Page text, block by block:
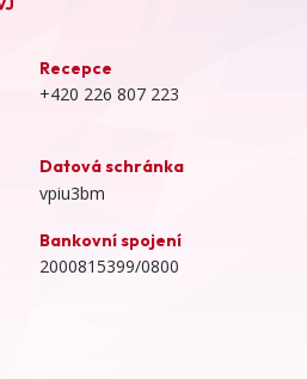
Recepce
+420 226 807 223
Datová schránka
vpiu3bm
Bankovní spojení
2000815399/0800